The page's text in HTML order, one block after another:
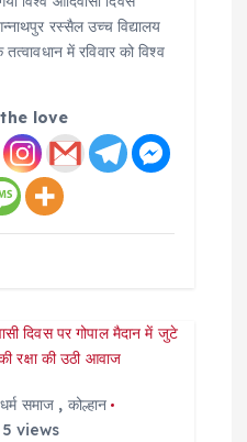
रस्सैल उच्च विद्यालय
में रविवार को विश्व
love
धर्म समाज , कोल्हान
5 views